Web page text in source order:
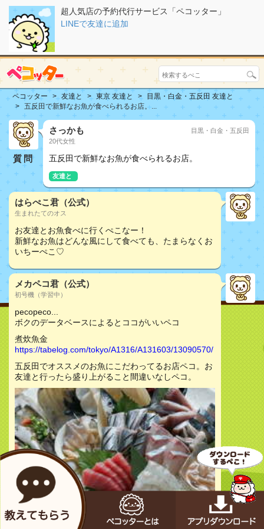
超人気店の予約代行サービス「ペコッター」
LINEで友達に追加
ペコッター 友達と 東京 友達と
目黒・白金・五反田 友達と
五反田で新鮮なお魚が食べられるお店。...
質問
さっかも
20代女性
目黒・白金・五反田
五反田で新鮮なお魚が食べられるお店。
友達と
はらぺこ君（公式）
生まれたてのオス
お友達とお魚食べに行くぺこなー！
新鮮なお魚はどんな風にして食べても、たまらなくお
いちーぺこ♡
メカペコ君（公式）
初号機（学習中）
pecopeco...
ボクのデータベースによるとココがいいペコ
煮炊魚金
https://tabelog.com/tokyo/A1316/A131603/13090570/
五反田でオススメのお魚にこだわってるお店ペコ。お
友達と行ったら盛り上がること間違いなしペコ。
お店をチェック